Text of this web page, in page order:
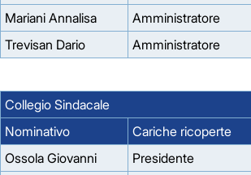
Mariani Annalisa
Amministratore
Trevisan Dario
Amministratore
Collegio Sindacale
Nominativo
Cariche ricoperte
Ossola Giovanni
Presidente